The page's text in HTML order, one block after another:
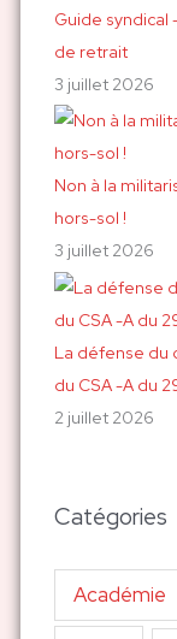
Guide syndical
de retrait
3 juillet 2026
Non à la
hors-sol !
3 juillet 2026
La défense du
du CSA -A du
2 juillet 2026
Catégories
Académie